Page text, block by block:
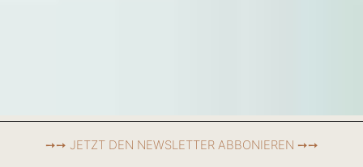
➙➙ JETZT DEN NEWSLETTER ABBONIEREN ➙➙